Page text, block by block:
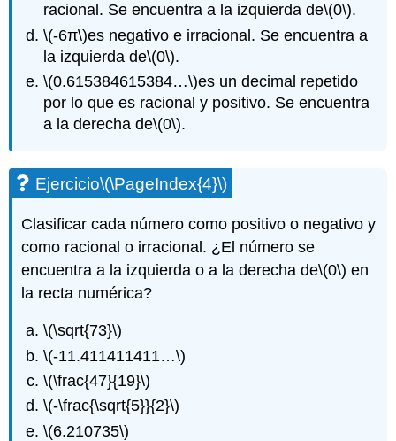
racional. Se encuentra a la izquierda de\(0\).
\(-6π\)es negativo e irracional. Se encuentra a
la izquierda de\(0\).
\(0.615384615384…\)es un decimal repetido
por lo que es racional y positivo. Se encuentra
a la derecha de\(0\).
Ejercicio\(\PageIndex{4}\)
Clasificar cada número como positivo o negativo y
como racional o irracional. ¿El número se
encuentra a la izquierda o a la derecha de\(0\) en
la recta numérica?
\(\sqrt{73}\)
\(-11.411411411…\)
\(\frac{47}{19}\)
\(-\frac{\sqrt{5}}{2}\)
\(6.210735\)